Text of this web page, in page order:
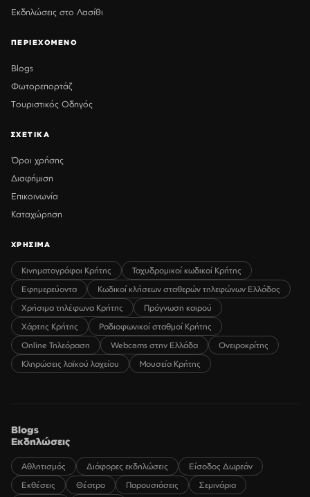
Εκδηλώσεις στο Λασίθι
ΠΕΡΙΕΧΟΜΕΝΟ
Blogs
Φωτορεπορτάζ
Τουριστικός Οδηγός
ΣΧΕΤΙΚΑ
Όροι χρήσης
Διαφήμιση
Επικοινωνία
Καταχώρηση
ΧΡΗΣΙΜΑ
Κινηματογράφοι Κρήτης
Ταχυδρομικοί κωδικοί Κρήτης
Εφημερεύοντα
Κωδικοί κλήσεων σταθερών τηλεφώνων Ελλάδος
Χρήσιμα τηλέφωνα Κρήτης
Πρόγνωση καιρού
Χάρτης Κρήτης
Ραδιοφωνικοί σταθμοί Κρήτης
Online Τηλεόραση
Webcams στην Ελλάδα
Ονειροκρίτης
Κληρώσεις λαϊκού λαχείου
Μουσεία Κρήτης
Blogs
Εκδηλώσεις
Αθλητισμός Διάφορες εκδηλώσεις
Είσοδος Δωρεάν
Εκθέσεις
Θέατρο Παρουσιάσεις
Σεμινάρια